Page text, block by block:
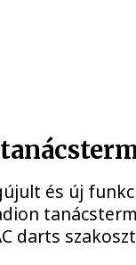
és új
darts